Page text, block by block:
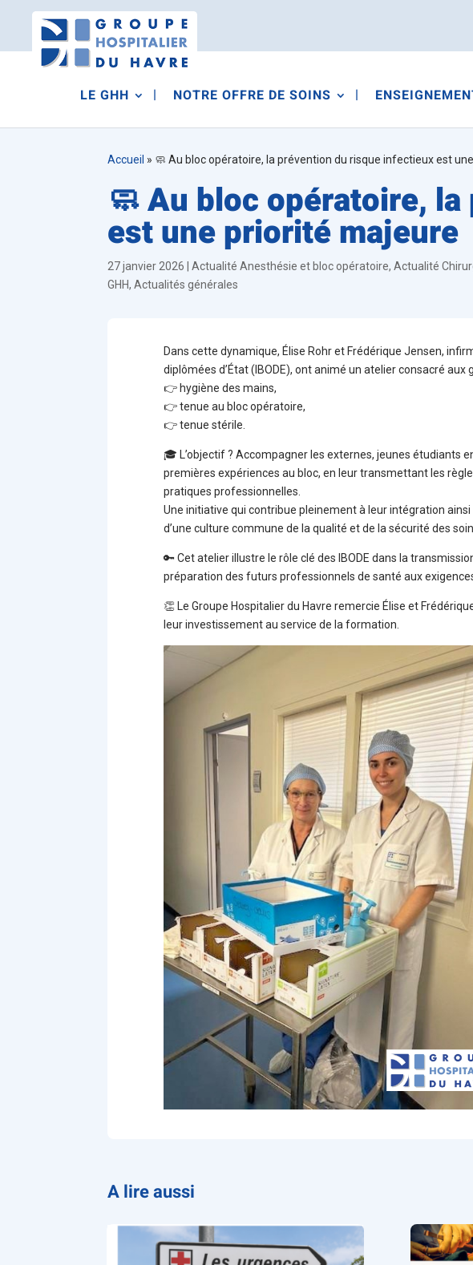
LE GHH NOTRE OFFRE DE SOINS
Accueil » 🧼 Au bloc opératoire, la prévention du risque infectieux est
🧼 Au bloc opératoire,
est une priorité majeure
27 janvier 2026 |Actualité Anesthésie et bloc opératoire,Actualité
GHH,Actualités générales
Dans cette dynamique, Élise Rohr et Frédérique Jensen,
diplômées d’État (IBODE), ont animé un atelier consacré
👉 hygiène des mains,
👉 tenue au bloc opératoire,
👉 tenue stérile.
🎓 L’objectif ? Accompagner les externes, jeunes étudiants
premières expériences au bloc, en leur transmettant les
pratiques professionnelles.
Une initiative qui contribue pleinement à leur intégration
d’une culture commune de la qualité et de la sécurité des
🔑 Cet atelier illustre le rôle clé des IBODE dans la
préparation des futurs professionnels de santé aux
👏 Le Groupe Hospitalier du Havre remercie Élise et
leur investissement au service de la formation.
A lire aussi